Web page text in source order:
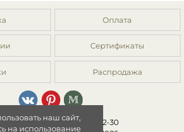
Оплата
Сертификаты
Распродажа
392-01-44, 8 (977) 149-22-30
наш сайт,
на использование